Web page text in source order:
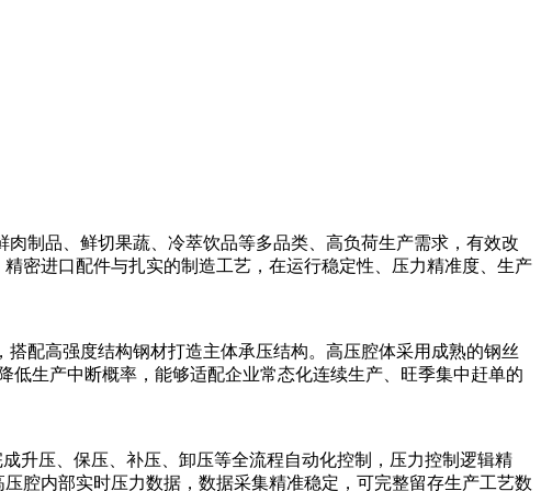
制品、鲜切果蔬、冷萃饮品等多品类、高负荷生产需求，有效改
密进口配件与扎实的制造工艺，在运行稳定性、压力精准度、生产
配高强度结构钢材打造主体承压结构。高压腔体采用成熟的钢丝
生产中断概率，能够适配企业常态化连续生产、旺季集中赶单的
升压、保压、补压、卸压等全流程自动化控制，压力控制逻辑精
腔内部实时压力数据，数据采集精准稳定，可完整留存生产工艺数